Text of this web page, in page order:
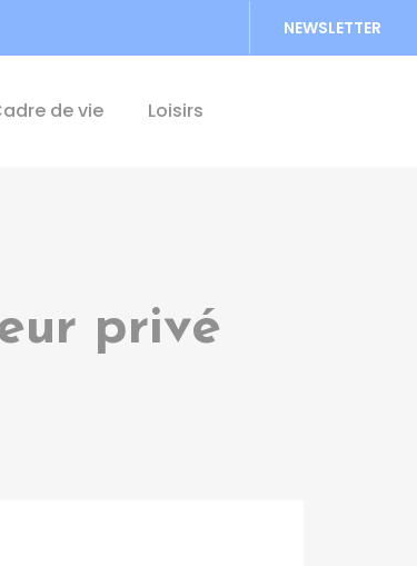
NEWSLETTER
de vie Loisirs
privé